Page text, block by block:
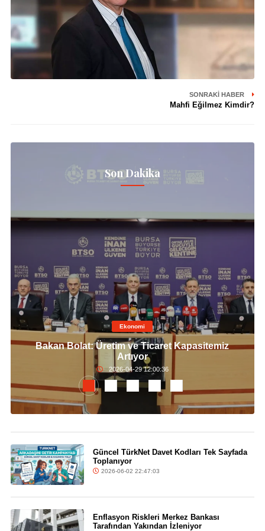
SONRAKI HABER
Mahfi Eğilmez Kimdir?
Son Dakika
Ekonomi
Bakan Bolat: Üretim ve Ticaret Kapasitemiz
Artıyor
2026-04-29 12:00:36
Güncel TürkNet Davet Kodları Tek Sayfada
Toplanıyor
2026-06-02 22:47:03
Enflasyon Riskleri Merkez Bankası
Tarafından Yakından İzleniyor